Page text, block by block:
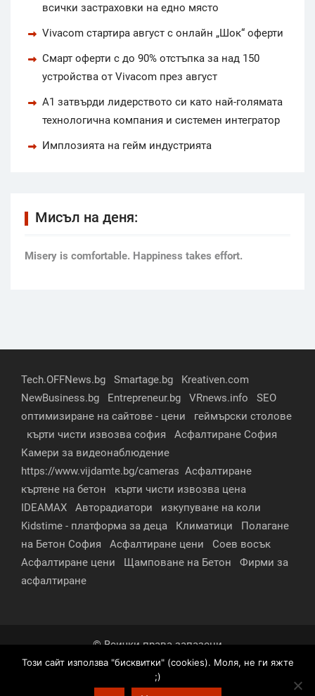
всички застраховки на едно място
Vivacom стартира август с онлайн „Шок“ оферти
Смарт оферти с до 90% отстъпка за над 150
устройства от Vivacom през август
А1 затвърди лидерството си като най-голямата
технологична компания и системен интегратор
Имплозията на гейм индустрията
Мисъл на деня:
Мisery is comfortable. Happiness takes effort.
Tech.OFFNews.bg Smartage.bg
Kreativen.com
NewBusiness.bg
Entrepreneur.bg VRnews.info
SEO
оптимизиране на сайтове - цени
геймърски столове
кърти чисти извозва софия
Асфалтиране София
Камери за видеонаблюдение
https://www.vijdamte.bg/cameras Асфалтиране
къртене на бетон
кърти чисти извозва цена
IDEAMAX
Авторадиатори
изкупуване на коли
Kidstime - платформа за деца
Климатици
Полагане
на Бетон София
Асфалтиране цени
Соев восък
Асфалтиране цени
Щамповане на Бетон
Фирми за
асфалтиране
© Всички права запазени
За нас
Контакти Реклама
Партньори
Този сайт използва "бисквитки" (cookies). Моля, не ги яжте
;)